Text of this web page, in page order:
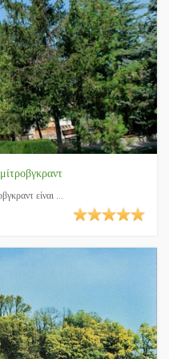
είναι ...